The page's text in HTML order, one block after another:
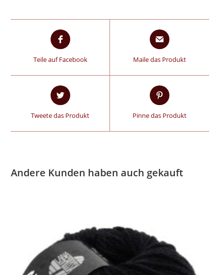
Teile auf Facebook Maile das Produkt
Tweete das Produkt Pinne das Produkt
Andere Kunden haben auch gekauft